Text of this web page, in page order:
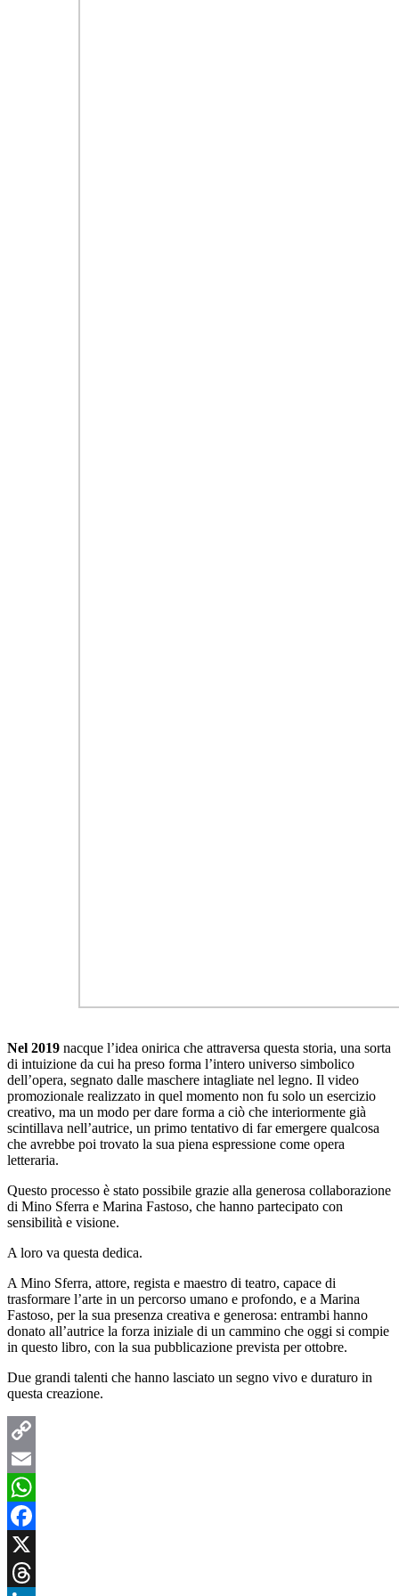
Nel 2019 nacque l’idea onirica che attraversa questa storia, una sorta
di intuizione da cui ha preso forma l’intero universo simbolico
dell’opera, segnato dalle maschere intagliate nel legno. Il video
promozionale realizzato in quel momento non fu solo un esercizio
creativo, ma un modo per dare forma a ciò che interiormente già
scintillava nell’autrice, un primo tentativo di far emergere qualcosa
che avrebbe poi trovato la sua piena espressione come opera
letteraria.
Questo processo è stato possibile grazie alla generosa collaborazione
di Mino Sferra e Marina Fastoso, che hanno partecipato con
sensibilità e visione.
A loro va questa dedica.
A Mino Sferra, attore, regista e maestro di teatro, capace di
trasformare l’arte in un percorso umano e profondo, e a Marina
Fastoso, per la sua presenza creativa e generosa: entrambi hanno
donato all’autrice la forza iniziale di un cammino che oggi si compie
in questo libro, con la sua pubblicazione prevista per ottobre.
Due grandi talenti che hanno lasciato un segno vivo e duraturo in
questa creazione.
Copy
Link
Email
WhatsApp
Facebook
X